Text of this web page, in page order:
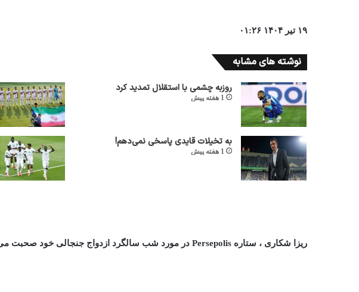
۱۹ تیر ۱۴۰۴ ۰۱:۲۶
نوشته های مشابه
روزبه چشمی با استقلال تمدید کرد
1 هفته پیش
به تخیلات قایدی پاسخی نمی‌دهم!
1 هفته پیش
ریزا شكاری ، ستاره Persepolis در مورد شب سالگرد ازدواج جنجالی خود صحبت می كند!